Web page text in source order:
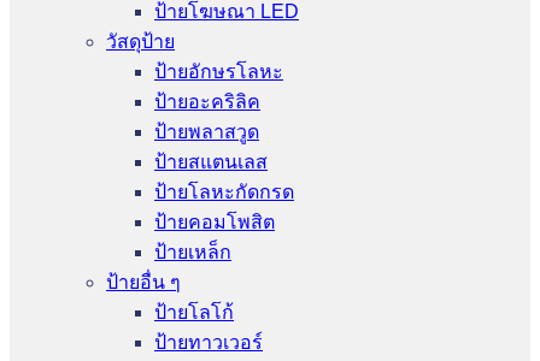
ป้ายโฆษณา LED
วัสดุป้าย
ป้ายอักษรโลหะ
ป้ายอะคริลิค
ป้ายพลาสวูด
ป้ายสแตนเลส
ป้ายโลหะกัดกรด
ป้ายคอมโพสิต
ป้ายเหล็ก
ป้ายอื่น ๆ
ป้ายโลโก้
ป้ายทาวเวอร์